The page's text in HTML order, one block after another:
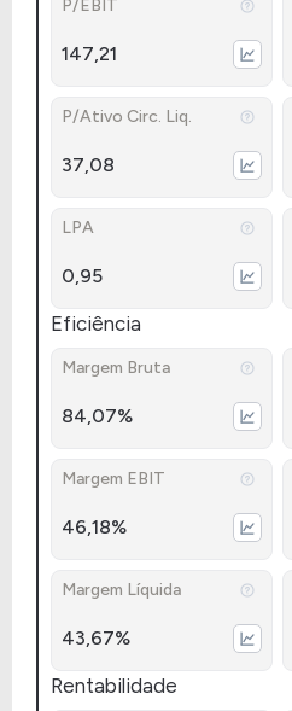
P/EBIT
147,21
P/Ativo Circ. Liq.
37,08
LPA
0,95
Eficiência
Margem Bruta
84,07%
Margem EBIT
46,18%
Margem Líquida
43,67%
Rentabilidade